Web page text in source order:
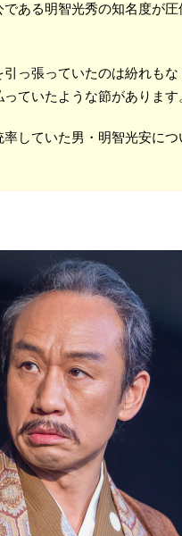
ある明智光秀の知名度が
っ張っていたのは紛れもな
ていたような節があります
していた男・明智光安に